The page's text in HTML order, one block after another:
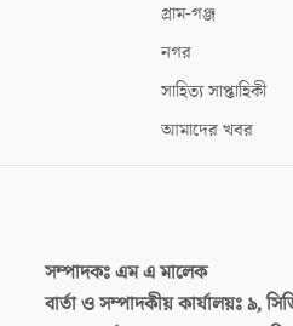
গ্রাম-গঞ্জ
নগর
সাহিত্য সাপ্তাহিকী
আমাদের খবর
সম্পাদকঃএম এ মালেক
বার্তা ও সম্পাদকীয় কার্যালয়ঃ৯,